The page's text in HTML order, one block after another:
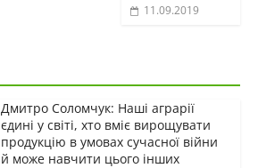
11.09.2019
Дмитро Соломчук: Наші аграрії
єдині у світі, хто вміє вирощувати
продукцію в умовах сучасної війни
й може навчити цього інших